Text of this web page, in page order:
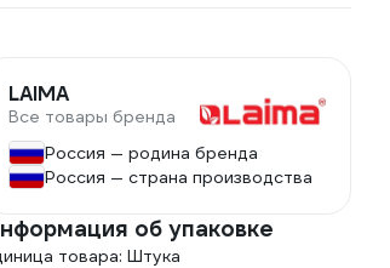
LAIMA
Все товары бренда
Россия — родина бренда
Россия — страна производства
об упаковке
товара: Штука